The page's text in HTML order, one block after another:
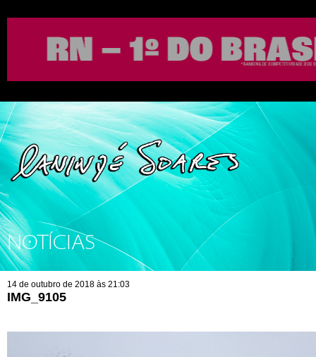
NOTÍCIAS
14 de outubro de 2018 às 21:03
IMG_9105